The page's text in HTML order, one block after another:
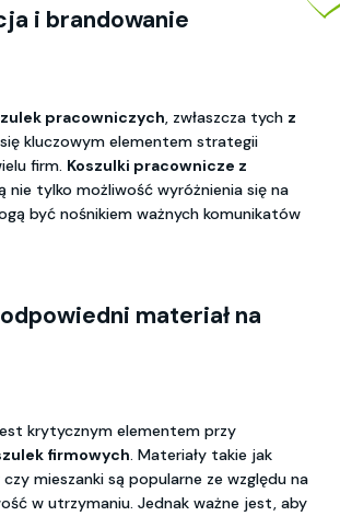
i brandowanie
pracowniczych, zwłaszcza tych z
się kluczowym elementem strategii
firm. Koszulki pracownicze z
nie tylko możliwość wyróżnienia się na
być nośnikiem ważnych komunikatów
materiał na
krytycznym elementem przy
firmowych. Materiały takie jak
mieszanki są popularne ze względu na
w utrzymaniu. Jednak ważne jest, aby